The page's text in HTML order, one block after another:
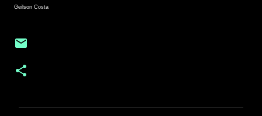
Geilson Costa